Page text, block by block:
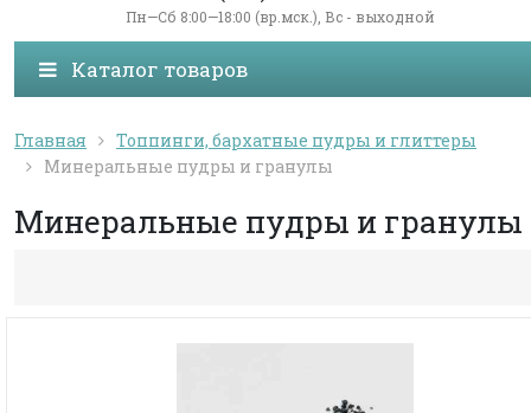
Пн—Сб 8:00—18:00 (вр.мск.), Вс - выходной
Каталог товаров
Главная
Топпинги, бархатные пудры и глиттеры
Минеральные пудры и гранулы
Минеральные пудры и гранулы